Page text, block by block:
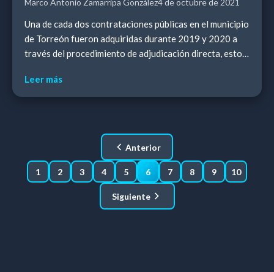
Marco Antonio Zamarripa González4 de octubre de 2021
Una de cada dos contrataciones públicas en el municipio
de Torreón fueron adquiridas durante 2019 y 2020 a
través del procedimiento de adjudicación directa, esto
Leer más
Anterior
1 2 3 4 5 6 7 8 9 10
Siguiente